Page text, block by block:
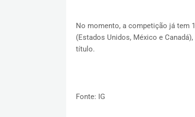
No momento, a competição já tem
(Estados Unidos, México e
título.
Fonte: IG